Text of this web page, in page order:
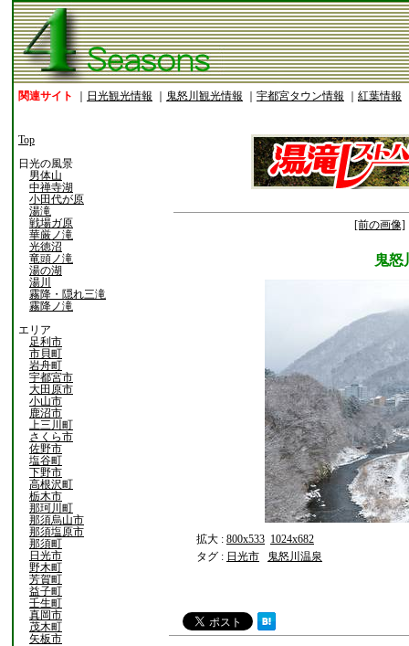
関連サイト 日光観光情報 鬼怒川観光情報 宇都宮タウン情報 紅葉情報
Top
日光の風景
男体山
中禅寺湖
小田代が原
湯滝
戦場ガ原
華厳ノ滝
光徳沼
竜頭ノ滝
湯の湖
湯川
霧降・隠れ三滝
霧降ノ滝
エリア
足利市
市貝町
岩舟町
宇都宮市
大田原市
小山市
鹿沼市
上三川町
さくら市
佐野市
塩谷町
下野市
高根沢町
栃木市
那珂川町
那須烏山市
那須塩原市
那須町
日光市
野木町
芳賀町
益子町
壬生町
真岡市
茂木町
矢板市
[前の画像]
鬼怒
拡大 : 800x533 1024x682
タグ : 日光市 鬼怒川温泉